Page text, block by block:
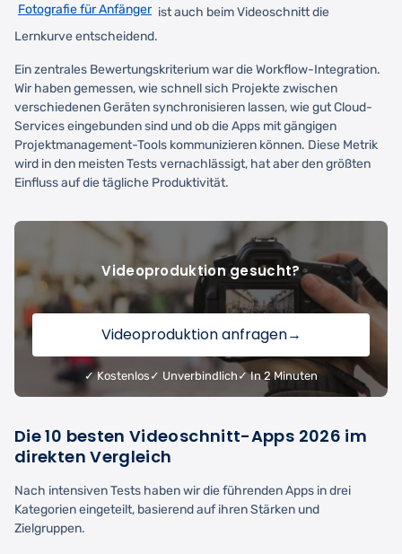
Fotografie für Anfänger ist auch beim Videoschnitt die
Lernkurve entscheidend.
Ein zentrales Bewertungskriterium war die Workflow-Integration.
Wir haben gemessen, wie schnell sich Projekte zwischen
verschiedenen Geräten synchronisieren lassen, wie gut Cloud-
Services eingebunden sind und ob die Apps mit gängigen
Projektmanagement-Tools kommunizieren können. Diese Metrik
wird in den meisten Tests vernachlässigt, hat aber den größten
Einfluss auf die tägliche Produktivität.
Videoproduktion gesucht?
Videoproduktion anfragen→
✓ Kostenlos ✓ Unverbindlich ✓ In 2 Minuten
Die 10 besten Videoschnitt-Apps 2026 im
direkten Vergleich
Nach intensiven Tests haben wir die führenden Apps in drei
Kategorien eingeteilt, basierend auf ihren Stärken und
Zielgruppen.